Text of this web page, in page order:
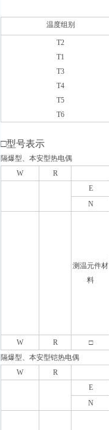
温度组别
T2
T1
T3
T4
T5
T6
□型号表示
隔爆型、本安型热电偶
W
R
E
N
测温元件材
料
W R □
隔爆型、本安型铠热电偶
W
R
E
N